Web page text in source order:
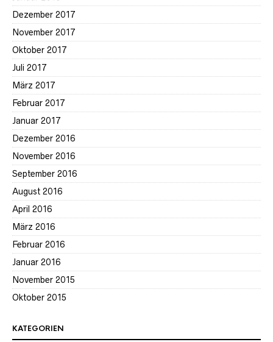
Dezember 2017
November 2017
Oktober 2017
Juli 2017
März 2017
Februar 2017
Januar 2017
Dezember 2016
November 2016
September 2016
August 2016
April 2016
März 2016
Februar 2016
Januar 2016
November 2015
Oktober 2015
KATEGORIEN